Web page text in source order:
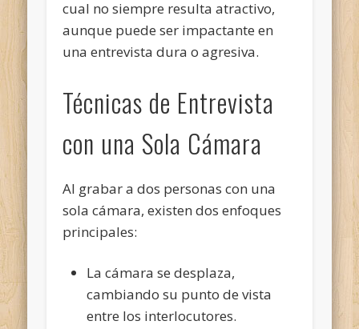
cual no siempre resulta atractivo,
aunque puede ser impactante en
una entrevista dura o agresiva.
Técnicas de Entrevista
con una Sola Cámara
Al grabar a dos personas con una
sola cámara, existen dos enfoques
principales:
La cámara se desplaza,
cambiando su punto de vista
entre los interlocutores.